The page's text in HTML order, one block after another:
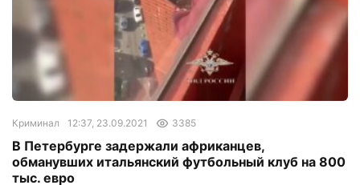
Криминал 12:37, 23.09.2021 3385
В Петербурге задержали африканцев,
обманувших итальянский футбольный клуб на 800
тыс. евро